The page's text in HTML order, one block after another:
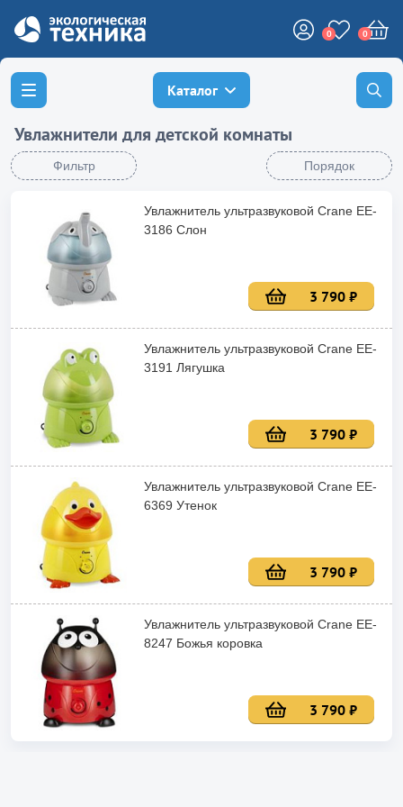
0 0
Каталог
Увлажнители для детской комнаты
Фильтр Порядок
Увлажнитель ультразвуковой Crane EE-
3186 Слон
3 790 ₽
Увлажнитель ультразвуковой Crane EE-
3191 Лягушка
3 790 ₽
Увлажнитель ультразвуковой Crane EE-
6369 Утенок
3 790 ₽
Увлажнитель ультразвуковой Crane EE-
8247 Божья коровка
3 790 ₽